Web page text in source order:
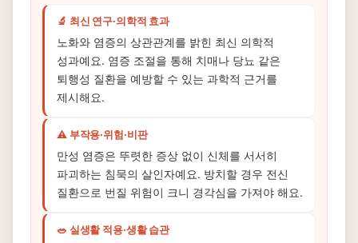
🔬 최신 연구·의학적 효과
노화와 염증의 상관관계를 밝힌 최신 의학적
성과예요. 염증 조절을 통해 치매나 당뇨 같은
퇴행성 질환을 예방할 수 있는 과학적 근거를
제시해요.
⚠️ 부작용·위험·비판
만성 염증은 뚜렷한 증상 없이 신체를 서서히
파괴하는 침묵의 살인자예요. 방치할 경우 전신
질환으로 번질 위험이 크니 경각심을 가져야 해요.
🥗 실생활 적용·생활 습관